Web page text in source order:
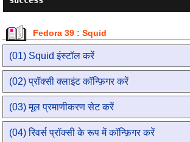
Fedora 39 : Squid
(01) Squid इंस्टॉल करें
(02) प्रॉक्सी क्लाइंट कॉन्फ़िगर करें
(03) मूल प्रमाणीकरण सेट करें
(04) रिवर्स प्रॉक्सी के रूप में कॉन्फ़िगर करें